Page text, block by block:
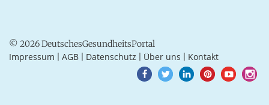
© 2026 DeutschesGesundheitsPortal
Impressum AGB Datenschutz Über uns Kontakt